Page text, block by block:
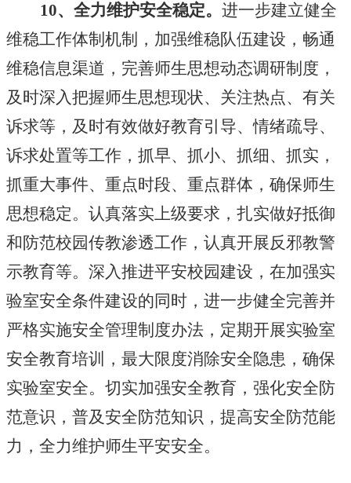
10、全力维护安全稳定。进一步建立健全
维稳工作体制机制，加强维稳队伍建设，畅通
维稳信息渠道，完善师生思想动态调研制度，
及时深入把握师生思想现状、关注热点、有关
诉求等，及时有效做好教育引导、情绪疏导、
诉求处置等工作，抓早、抓小、抓细、抓实，
抓重大事件、重点时段、重点群体，确保师生
思想稳定。认真落实上级要求，扎实做好抵御
和防范校园传教渗透工作，认真开展反邪教警
示教育等。深入推进平安校园建设，在加强实
验室安全条件建设的同时，进一步健全完善并
严格实施安全管理制度办法，定期开展实验室
安全教育培训，最大限度消除安全隐患，确保
实验室安全。切实加强安全教育，强化安全防
范意识，普及安全防范知识，提高安全防范能
力，全力维护师生平安安全。